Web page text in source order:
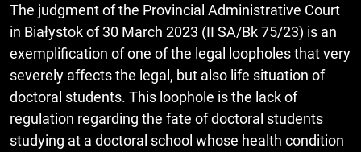
The judgment of the Provincial Administrative Court
in Białystok of 30 March 2023 (II SA/Bk 75/23) is an
exemplification of one of the legal loopholes that very
severely affects the legal, but also life situation of
doctoral students. This loophole is the lack of
regulation regarding the fate of doctoral students
studying at a doctoral school whose health condition